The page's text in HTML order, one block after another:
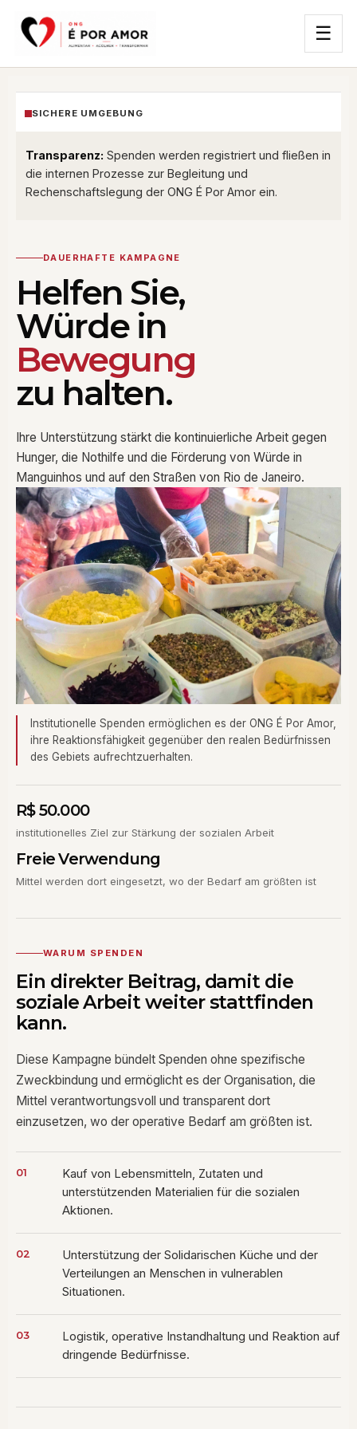
☰
DAUERHAFTE KAMPAGNE
Helfen Sie,
Würde in
Bewegung
zu halten.
Ihre Unterstützung stärkt die kontinuierliche Arbeit gegen
Hunger, die Nothilfe und die Förderung von Würde in
Manguinhos und auf den Straßen von Rio de Janeiro.
Institutionelle Spenden ermöglichen es der ONG É Por Amor,
ihre Reaktionsfähigkeit gegenüber den realen Bedürfnissen
des Gebiets aufrechtzuerhalten.
R$ 50.000
institutionelles Ziel zur Stärkung der sozialen Arbeit
Freie Verwendung
Mittel werden dort eingesetzt, wo der Bedarf am größten ist
WARUM SPENDEN
Ein direkter Beitrag, damit die
soziale Arbeit weiter stattfinden
kann.
Diese Kampagne bündelt Spenden ohne spezifische
Zweckbindung und ermöglicht es der Organisation, die
Mittel verantwortungsvoll und transparent dort
einzusetzen, wo der operative Bedarf am größten ist.
01
Kauf von Lebensmitteln, Zutaten und
unterstützenden Materialien für die sozialen
Aktionen.
02
Unterstützung der Solidarischen Küche und der
Verteilungen an Menschen in vulnerablen
Situationen.
03
Logistik, operative Instandhaltung und Reaktion auf
dringende Bedürfnisse.
SICHERE UMGEBUNG
Transparenz: Spenden werden registriert und fließen in
die internen Prozesse zur Begleitung und
Rechenschaftslegung der ONG É Por Amor ein.